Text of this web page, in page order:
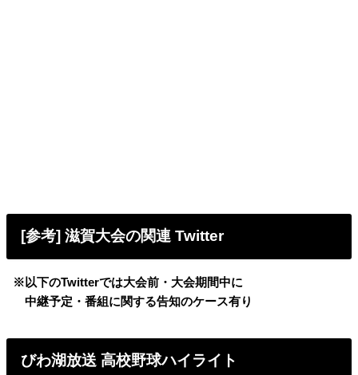
[参考] 滋賀大会の関連 Twitter
※以下のTwitterでは大会前・大会期間中に
中継予定・番組に関する告知のケース有り
びわ湖放送 高校野球ハイライト